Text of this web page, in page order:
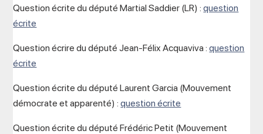
Question écrite du député Martial Saddier (LR) :question
écrite
Question écrire du député Jean-Félix Acquaviva :question
écrite
Question écrite du député Laurent Garcia (Mouvement
démocrate et apparenté) :question écrite
Question écrite du député Frédéric Petit (Mouvement